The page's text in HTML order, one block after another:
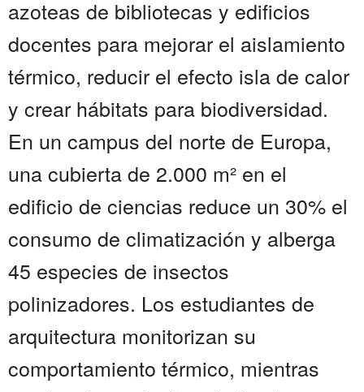
azoteas de bibliotecas y edificios
docentes para mejorar el aislamiento
térmico, reducir el efecto isla de calor
y crear hábitats para biodiversidad.
En un campus del norte de Europa,
una cubierta de 2.000 m² en el
edificio de ciencias reduce un 30% el
consumo de climatización y alberga
45 especies de insectos
polinizadores. Los estudiantes de
arquitectura monitorizan su
comportamiento térmico, mientras